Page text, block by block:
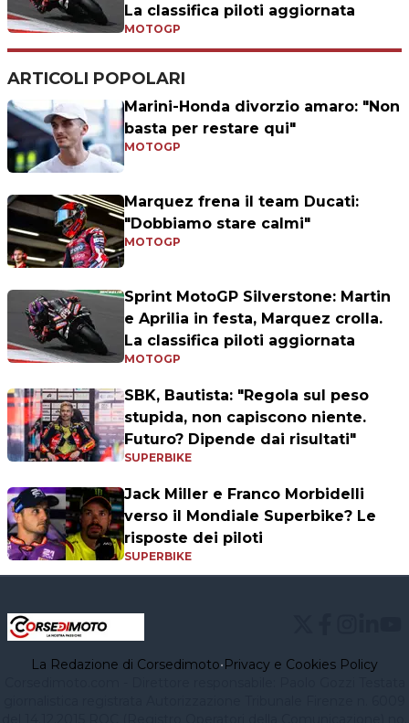
La classifica piloti aggiornata
MOTOGP
ARTICOLI POPOLARI
Marini-Honda divorzio amaro: "Non
basta per restare qui"
MOTOGP
Marquez frena il team Ducati:
"Dobbiamo stare calmi"
MOTOGP
Sprint MotoGP Silverstone: Martin
e Aprilia in festa, Marquez crolla.
La classifica piloti aggiornata
MOTOGP
SBK, Bautista: "Regola sul peso
stupida, non capiscono niente.
Futuro? Dipende dai risultati"
SUPERBIKE
Jack Miller e Franco Morbidelli
verso il Mondiale Superbike? Le
risposte dei piloti
SUPERBIKE
La Redazione di Corsedimoto•Privacy e Cookies Policy